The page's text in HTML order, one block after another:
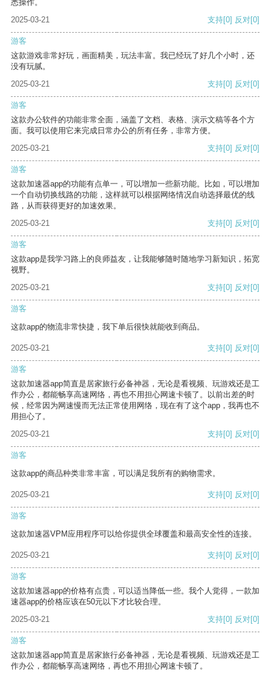
悉操作。
2025-03-21
支持[0] 反对[0]
游客
这款游戏非常好玩，画面精美，玩法丰富。我已经玩了好几个小时，还
没有玩腻。
2025-03-21
支持[0] 反对[0]
游客
这款办公软件的功能非常全面，涵盖了文档、表格、演示文稿等各个方
面。我可以使用它来完成日常办公的所有任务，非常方便。
2025-03-21
支持[0] 反对[0]
游客
这款加速器app的功能有点单一，可以增加一些新功能。比如，可以增加
一个自动切换线路的功能，这样就可以根据网络情况自动选择最优的线
路，从而获得更好的加速效果。
2025-03-21
支持[0] 反对[0]
游客
这款app是我学习路上的良师益友，让我能够随时随地学习新知识，拓宽
视野。
2025-03-21
支持[0] 反对[0]
游客
这款app的物流非常快捷，我下单后很快就能收到商品。
2025-03-21 支持[0] 反对[0]
游客
这款加速器app简直是居家旅行必备神器，无论是看视频、玩游戏还是工
作办公，都能畅享高速网络，再也不用担心网速卡顿了。以前出差的时
候，经常因为网速慢而无法正常使用网络，现在有了这个app，我再也不
用担心了。
2025-03-21
支持[0] 反对[0]
游客
这款app的商品种类非常丰富，可以满足我所有的购物需求。
2025-03-21 支持[0] 反对[0]
游客
这款加速器VPM应用程序可以给你提供全球覆盖和最高安全性的连接。
2025-03-21 支持[0] 反对[0]
游客
这款加速器app的价格有点贵，可以适当降低一些。我个人觉得，一款加
速器app的价格应该在50元以下才比较合理。
2025-03-21
支持[0] 反对[0]
游客
这款加速器app简直是居家旅行必备神器，无论是看视频、玩游戏还是工
作办公，都能畅享高速网络，再也不用担心网速卡顿了。